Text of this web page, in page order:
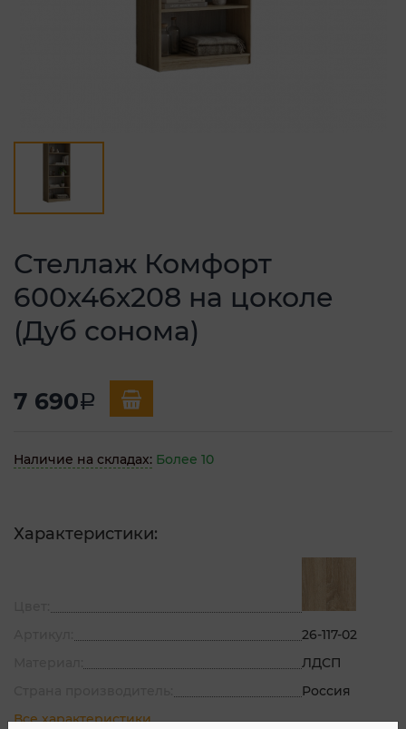
Стеллаж Комфорт
600х46х208 на цоколе
(Дуб сонома)
7 690a
Наличие на складах: Более 10
Характеристики:
26-117-02
ЛДСП
Россия
Все характеристики